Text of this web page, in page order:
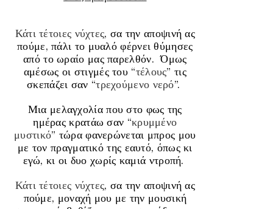
Κάτι τέτοιες νύχτες, σα την αποψινή ας
πούμε, πάλι το μυαλό φέρνει θύμησες
από το ωραίο μας παρελθόν.Όμως
αμέσως οι στιγμές του “τέλους” τις
σκεπάζει σαν “τρεχούμενο νερό”.
Μια μελαγχολία που στο φως της
ημέρας κρατάω σαν “κρυμμένο
μυστικό” τώρα φανερώνεται μπρος μου
με τον πραγματικό της εαυτό, όπως κι
εγώ, κι οι δυο χωρίς καμιά ντροπή.
Κάτι τέτοιες νύχτες, σα την αποψινή ας
πούμε, μοναχή μου με την μουσική